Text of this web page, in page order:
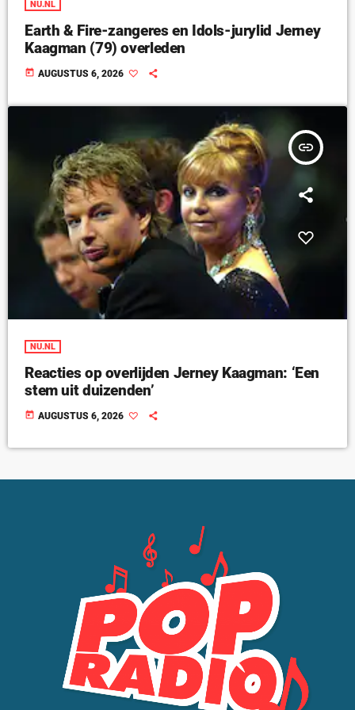
NU.NL
Earth & Fire-zangeres en Idols-jurylid Jerney
Kaagman (79) overleden
today AUGUSTUS 6, 2026
insert_link
NU.NL
Reacties op overlijden Jerney Kaagman: ‘Een
stem uit duizenden’
today AUGUSTUS 6, 2026